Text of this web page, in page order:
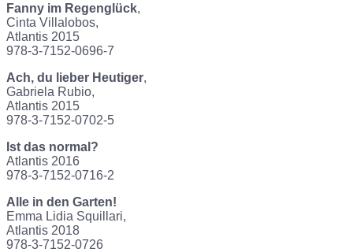
Fanny im Regenglück,
Cinta Villalobos,
Atlantis 2015
978-3-7152-0696-7
Ach, du lieber Heutiger,
Gabriela Rubio,
Atlantis 2015
978-3-7152-0702-5
Ist das normal?
Atlantis 2016
978-3-7152-0716-2
Alle in den Garten!
Emma Lidia Squillari,
Atlantis 2018
978-3-7152-0726